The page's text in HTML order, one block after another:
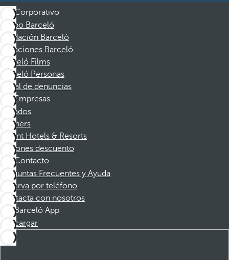
Corporativo
Grupo Barceló
Fundación Barceló
Vacaciones Barceló
Barceló Films
Barceló Personas
Canal de denuncias
Empresas
Afiliados
Partners
Dorint Hotels & Resorts
Cupones descuento
Contacto
Preguntas Frecuentes y Ayuda
Reserva por teléfono
Contacta con nosotros
Barceló App
Descargar